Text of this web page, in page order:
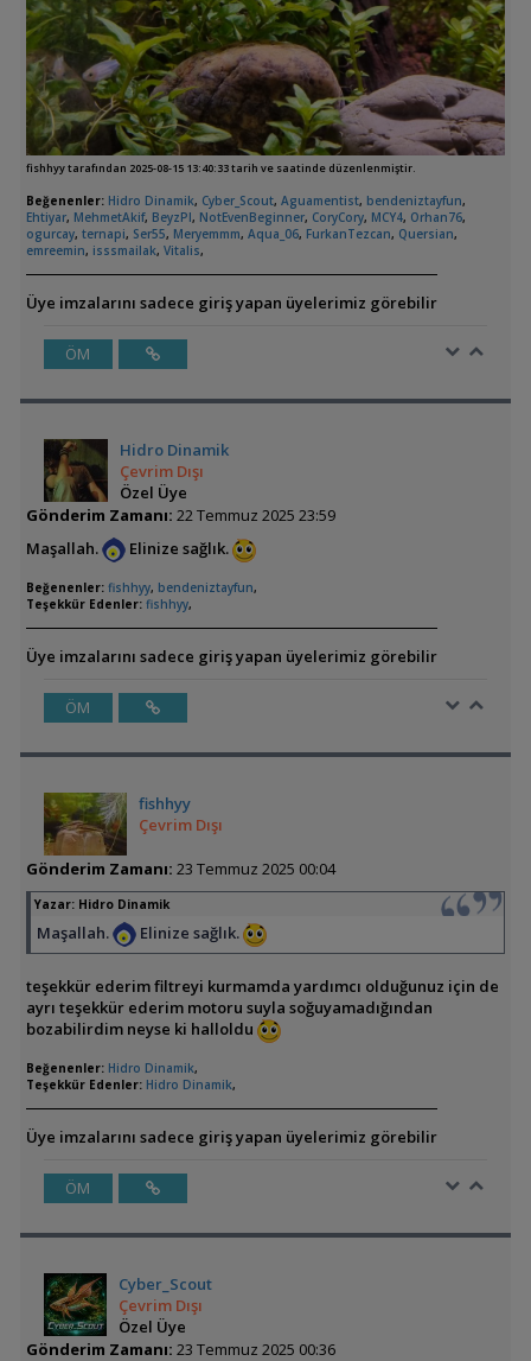
fishhyy tarafından 2025-08-15 13:40:33 tarih ve saatinde düzenlenmiştir.
Beğenenler: Hidro Dinamik, Cyber_Scout, Aguamentist, bendeniztayfun,
Ehtiyar, MehmetAkif, BeyzPl, NotEvenBeginner, CoryCory, MCY4, Orhan76,
ogurcay, ternapi, Ser55, Meryemmm, Aqua_06, FurkanTezcan, Quersian,
emreemin, isssmailak, Vitalis,
Üye imzalarını sadece giriş yapan üyelerimiz görebilir
ÖM
Hidro Dinamik
Çevrim Dışı
Özel Üye
Gönderim Zamanı: 22 Temmuz 2025 23:59
Maşallah.
Elinize sağlık.
Beğenenler: fishhyy, bendeniztayfun,
Teşekkür Edenler: fishhyy,
Üye imzalarını sadece giriş yapan üyelerimiz görebilir
ÖM
fishhyy
Çevrim Dışı
Gönderim Zamanı: 23 Temmuz 2025 00:04
Yazar: Hidro Dinamik
Maşallah. Elinize sağlık.
teşekkür ederim filtreyi kurmamda yardımcı olduğunuz için de
ayrı teşekkür ederim motoru suyla soğuyamadığından
bozabilirdim neyse ki halloldu
Beğenenler: Hidro Dinamik,
Teşekkür Edenler: Hidro Dinamik,
Üye imzalarını sadece giriş yapan üyelerimiz görebilir
ÖM
Cyber_Scout
Çevrim Dışı
Özel Üye
Gönderim Zamanı: 23 Temmuz 2025 00:36